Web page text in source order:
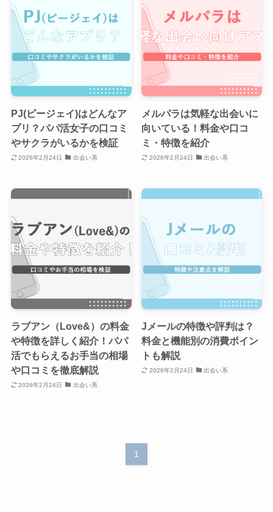
PJ(ピージェイ)はどんなア
プリ？パパ活女子の口コミ
やサクラがいるかを検証
2026年2月24日 出会い系
メルパラは気軽な出会いに
向いている！料金や口コ
ミ・特徴を紹介
2026年2月24日 出会い系
ラブアン（Love&）の料金
や特徴を詳しく紹介！パパ
活でもらえるお手当の相場
や口コミを徹底解説
2026年2月24日 出会い系
Jメールの特徴や評判は？
料金と機能別の消費ポイン
トも解説
2026年2月24日 出会い系
1